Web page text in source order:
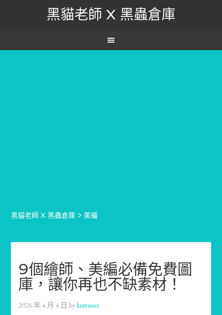
黑貓老師 X 黑蟲倉庫
黑貓老師 X 黑蟲倉庫 >美編
9個繪師、美編必備免費圖
庫，讓你再也不缺素材！
2026 年 4 月 4 日 bykurtsunx